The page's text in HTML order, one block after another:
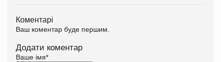
Коментарі
Ваш коментар буде першим.
Додати коментар
Ваше імя*